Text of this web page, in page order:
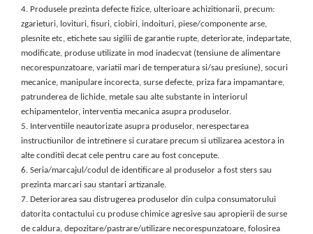
Alcatel
Allview
Asus
Blackberry
Blackview
Display Oneplus
HTC
HTC
Huawei
Iphone
IPOD
Lenovo
4. Produsele prezinta defecte fizice, ulterioare achizitionarii, precum:
zgarieturi, lovituri, fisuri, ciobiri, indoituri, piese/componente arse,
plesnite etc, etichete sau sigilii de garantie rupte, deteriorate, indepartate,
modificate, produse utilizate in mod inadecvat (tensiune de alimentare
necorespunzatoare, variatii mari de temperatura si/sau presiune), socuri
mecanice, manipulare incorecta, surse defecte, priza fara impamantare,
patrunderea de lichide, metale sau alte substante in interiorul
echipamentelor, interventia mecanica asupra produselor.
5. Interventiile neautorizate asupra produselor, nerespectarea
instructiunilor de intretinere si curatare precum si utilizarea acestora in
alte conditii decat cele pentru care au fost concepute.
6. Seria/marcajul/codul de identificare al produselor a fost sters sau
prezinta marcari sau stantari artizanale.
7. Deteriorarea sau distrugerea produselor din culpa consumatorului
datorita contactului cu produse chimice agresive sau apropierii de surse
de caldura, depozitare/pastrare/utilizare necorespunzatoare, folosirea